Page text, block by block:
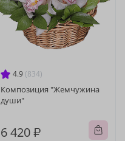
4.9 (834)
Композиция "Жемчужина
души"
6 420 ₽